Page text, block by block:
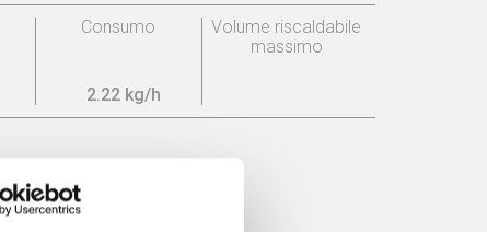
Consumo
2.22 kg/h
Volume riscaldabile
massimo